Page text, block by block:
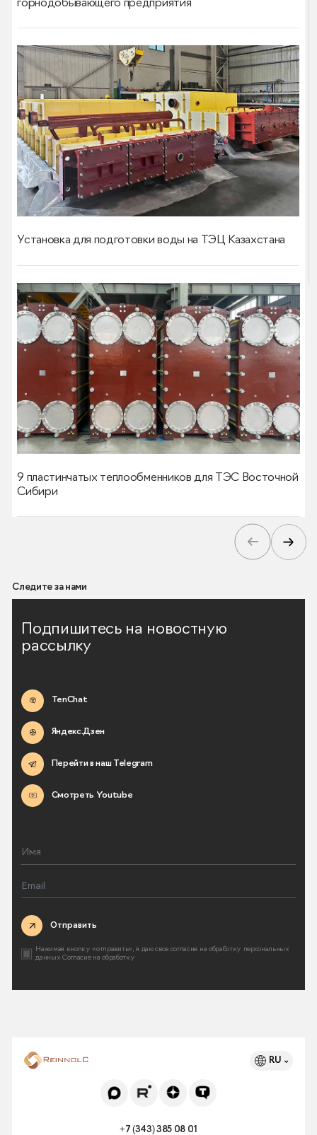
горнодобывающего предприятия
Установка для подготовки воды на ТЭЦ Казахстана
9 пластинчатых теплообменников для ТЭС Восточной
Сибири
Следите за нами
Подпишитесь на новостную
рассылку
TenChat
Яндекс.Дзен
Перейти в наш Telegram
Смотреть Youtube
Отправить
Нажимая кнопку «отправить», я даю свое согласие на обработку персональных
данных Согласие на обработку
RU
+7 (343) 385 08 01